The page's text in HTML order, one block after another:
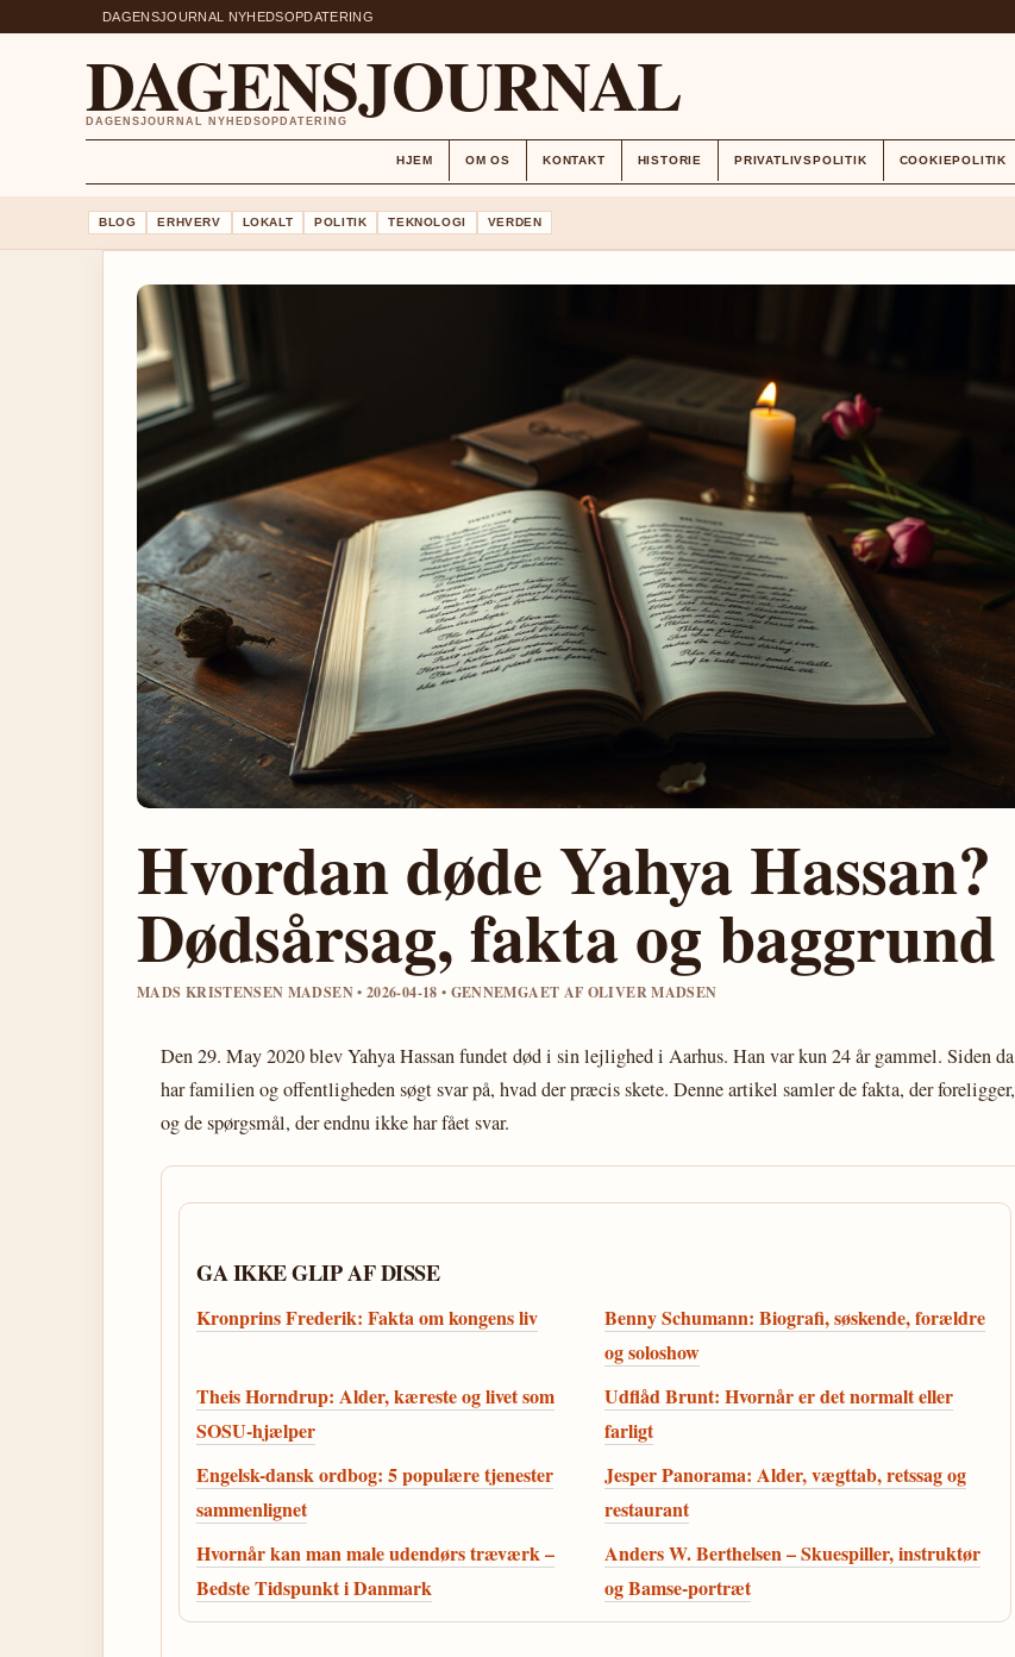
DAGENSJOURNAL NYHEDSOPDATERING
DAGENSJOURNAL
DAGENSJOURNAL NYHEDSOPDATERING
HJEM OM OS KONTAKT HISTORIE PRIVATLIVSPOLITIK COOKIEPOLITIK
BLOG ERHVERV LOKALT POLITIK TEKNOLOGI VERDEN
Hvordan døde Yahya Hassan?
Dødsårsag, fakta og baggrund
MADS KRISTENSEN MADSEN • 2026-04-18 • GENNEMGAET AF OLIVER MADSEN
Den 29. May 2020 blev Yahya Hassan fundet død i sin lejlighed i Aarhus. Han var kun 24 år gammel. Siden da
har familien og offentligheden søgt svar på, hvad der præcis skete. Denne artikel samler de fakta, der foreligger,
og de spørgsmål, der endnu ikke har fået svar.
GA IKKE GLIP AF DISSE
Kronprins Frederik: Fakta om kongens liv
Benny Schumann: Biografi, søskende, forældre
og soloshow
Theis Horndrup: Alder, kæreste og livet som
SOSU-hjælper
Udflåd Brunt: Hvornår er det normalt eller
farligt
Engelsk-dansk ordbog: 5 populære tjenester
sammenlignet
Jesper Panorama: Alder, vægttab, retssag og
restaurant
Hvornår kan man male udendørs træværk –
Bedste Tidspunkt i Danmark
Anders W. Berthelsen – Skuespiller, instruktør
og Bamse-portræt